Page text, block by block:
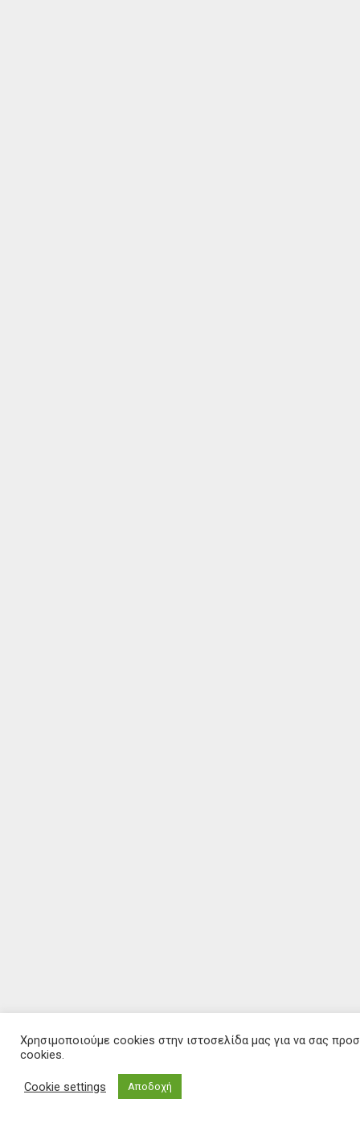
Χρησιμοποιούμε cookies στην ιστοσελίδα μας για να σας
cookies.
Cookie settings Αποδοχή